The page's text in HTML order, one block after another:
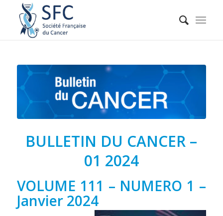
BULLETIN DU CANCER –
01 2024
VOLUME 111 – NUMERO 1 –
Janvier 2024